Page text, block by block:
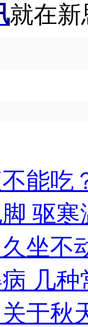
就在
能吃
驱
久坐不
几
于秋